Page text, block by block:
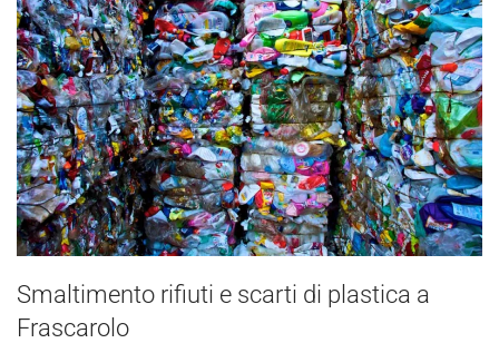
Smaltimento rifiuti e scarti di plastica a
Frascarolo